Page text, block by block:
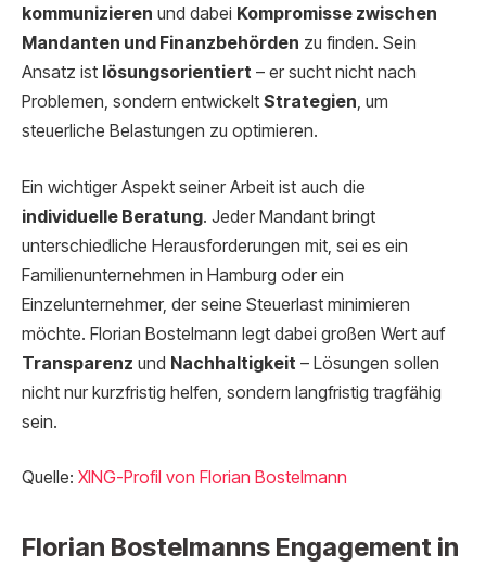
kommunizieren und dabei Kompromisse zwischen
Mandanten und Finanzbehörden zu finden. Sein
Ansatz ist lösungsorientiert – er sucht nicht nach
Problemen, sondern entwickelt Strategien, um
steuerliche Belastungen zu optimieren.
Ein wichtiger Aspekt seiner Arbeit ist auch die
individuelle Beratung. Jeder Mandant bringt
unterschiedliche Herausforderungen mit, sei es ein
Familienunternehmen in Hamburg oder ein
Einzelunternehmer, der seine Steuerlast minimieren
möchte. Florian Bostelmann legt dabei großen Wert auf
Transparenz und Nachhaltigkeit – Lösungen sollen
nicht nur kurzfristig helfen, sondern langfristig tragfähig
sein.
Quelle: XING-Profil von Florian Bostelmann
Florian Bostelmanns Engagement in